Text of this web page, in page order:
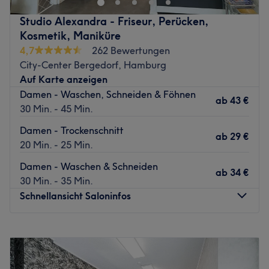
die passende Farbe für dich gefunden!
Nächste öffentliche Verkehrsmittel:
Öffentliche Verkehrsmittel (Bus) und kostenpflichtige
Parkplätze in der Nähe.
Das Dream-Team haben ihr Hobby zum Beruf gemacht
und stecken ihr ganzes Herzblut in die Arbeit.
Was uns an dem Salon gefällt:
Atmosphäre: moderner und stylischer Salon.
Expertise: Menscare, Ladiescare Hair & Beautycare.
Extras: sehr gute Lage an der Hamburg Universität!
Zurück zur Salonansicht
Studio Alexandra - Friseur, Perücken,
Kosmetik, Maniküre
4,7
262 Bewertungen
City-Center Bergedorf, Hamburg
Auf Karte anzeigen
Damen - Waschen, Schneiden & Föhnen
30 Min. - 45 Min.
ab 43 €
Damen - Trockenschnitt
20 Min. - 25 Min.
ab 29 €
Damen - Waschen & Schneiden
30 Min. - 35 Min.
ab 34 €
Schnellansicht Saloninfos
Dienstag
Mittwoch
Geschlossen